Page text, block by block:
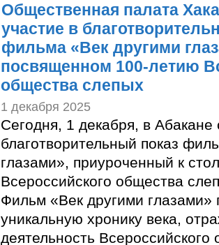
Общественная палата
участие в
фильма «Век другими
посвященном 100-летию
общества слепых
1 декабря 2025
Сегодня, 1 декабря, в Абакане
благотворительный показ
глазами», приуроченный к
Всероссийского общества
Фильм «Век другими глазами»
уникальную хронику века,
деятельность